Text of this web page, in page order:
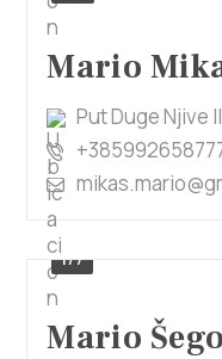
Mario
Put Duge Njive
1/7
Mario Šego